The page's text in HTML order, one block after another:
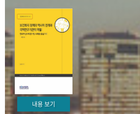
성과 50선 숫자로 보는 50년
세계와 함께 한 KIHASA
VR 역사관
내용 보기